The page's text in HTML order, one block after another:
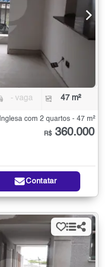
- vaga 47 m²
com 2 quartos - 47 m²
R$ 360.000
Contatar